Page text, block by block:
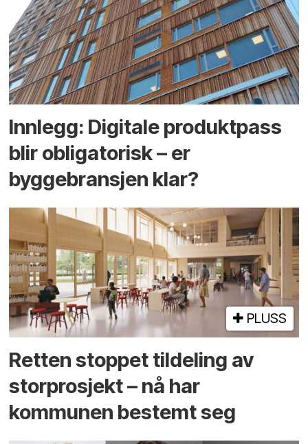
Innlegg: Digitale produktpass
blir obligatorisk – er
byggebransjen klar?
PLUSS
Retten stoppet tildeling av
storprosjekt – nå har
kommunen bestemt seg